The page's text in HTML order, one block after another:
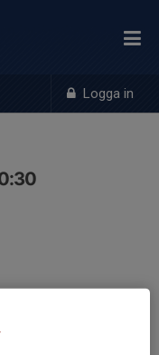
Logga in